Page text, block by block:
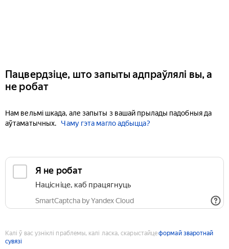
Пацвердзіце, што запыты адпраўлялі вы, а
не робат
Нам вельмі шкада, але запыты з вашай прылады падобныя да
аўтаматычных.
Чаму гэта магло адбыцца?
Я не робат
Націсніце, каб працягнуць
SmartCaptcha by Yandex Cloud
Калі ў вас узніклі праблемы, калі ласка, скарыстайцеформай зваротнай
сувязі